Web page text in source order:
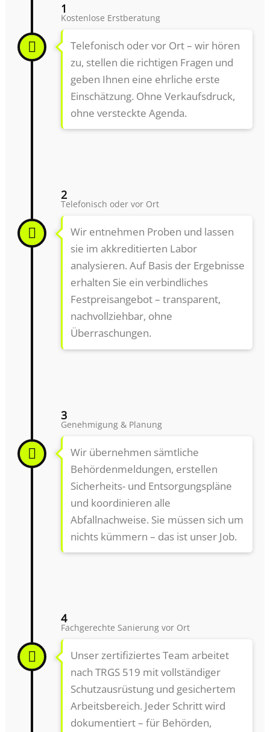
1
Kostenlose Erstberatung
Telefonisch oder vor Ort – wir hören
zu, stellen die richtigen Fragen und
geben Ihnen eine ehrliche erste
Einschätzung. Ohne Verkaufsdruck,
ohne versteckte Agenda.
2
Telefonisch oder vor Ort
Wir entnehmen Proben und lassen
sie im akkreditierten Labor
analysieren. Auf Basis der Ergebnisse
erhalten Sie ein verbindliches
Festpreisangebot – transparent,
nachvollziehbar, ohne
Überraschungen.
3
Genehmigung & Planung
Wir übernehmen sämtliche
Behördenmeldungen, erstellen
Sicherheits- und Entsorgungspläne
und koordinieren alle
Abfallnachweise. Sie müssen sich um
nichts kümmern – das ist unser Job.
4
Fachgerechte Sanierung vor Ort
Unser zertifiziertes Team arbeitet
nach TRGS 519 mit vollständiger
Schutzausrüstung und gesichertem
Arbeitsbereich. Jeder Schritt wird
dokumentiert – für Behörden,